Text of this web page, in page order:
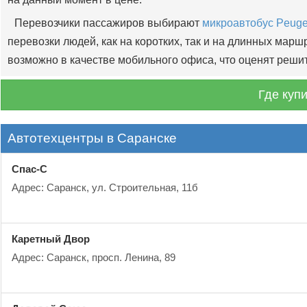
Перевозчики пассажиров выбирают микроавтобус
перевозки людей, как на коротких, так и на длинных
возможно в качестве мобильного офиса, что оценят
Где
Автотехцентры в Саранске
Спас-С
Адрес: Саранск, ул. Строительная, 11б
Каретный Двор
Адрес: Саранск, просп. Ленина, 89